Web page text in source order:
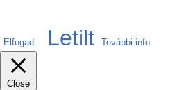
Elfogad Letilt További info
Close